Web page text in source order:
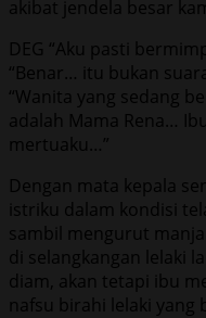
akibat jendela besar
DEG “Aku pasti
“Benar… itu bukan
“Wanita yang sedang
adalah Mama Rena…
mertuaku…”
Dengan mata kepala
istriku dalam kondisi
sambil mengurut
di selangkangan lelaki
diam, akan tetapi ibu
nafsu birahi lelaki yang